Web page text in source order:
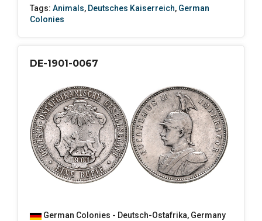
Tags: Animals, Deutsches Kaiserreich, German
Colonies
DE-1901-0067
German Colonies - Deutsch-Ostafrika, Germany